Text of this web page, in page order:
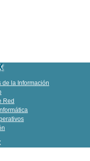
de la Información
Red